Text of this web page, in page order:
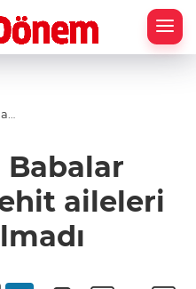
Babalar
aileleri